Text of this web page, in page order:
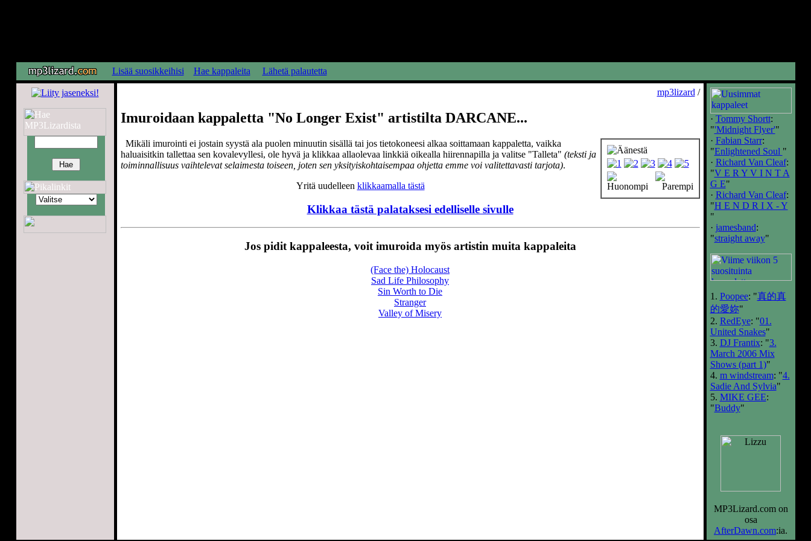
Lisää suosikkeihisi Hae kappaleita Lähetä palautetta
mp3lizard /
Imuroidaan kappaletta "No Longer Exist" artistilta DARCANE...
Mikäli imurointi ei jostain syystä ala puolen minuutin sisällä tai jos tietokoneesi alkaa soittamaan kappaletta, vaikka
haluaisitkin tallettaa sen kovalevyllesi, ole hyvä ja klikkaa allaolevaa linkkiä oikealla hiirennapilla ja valitse "Talleta" (teksti ja
toiminnallisuus vaihtelevat selaimesta toiseen, joten sen yksityiskohtaisempaa ohjetta emme voi valitettavasti tarjota).
Yritä uudelleen klikkaamalla tästä
Klikkaa tästä palataksesi edelliselle sivulle
Jos pidit kappaleesta, voit imuroida myös artistin muita kappaleita
(Face the) Holocaust
Sad Life Philosophy
Sin Worth to Die
Stranger
Valley of Misery
· Tommy Shortt:
"'Midnight Flyer'"
· Fabian Starr:
"Enlightened Soul "
· Richard Van Cleaf:
"V E R Y V I N T A
G E"
· Richard Van Cleaf:
"H E N D R I X - Y
"
· jamesband:
"straight away"
1. Poopee: "真的真
的愛妳"
2. RedEye: "01.
United Snakes"
3. DJ Frantix: "3.
March 2006 Mix
Shows (part 1)"
4. m windstream: "4.
Sadie And Sylvia"
5. MIKE GEE:
"Buddy"
MP3Lizard.com on
osa
AfterDawn.com:ia.